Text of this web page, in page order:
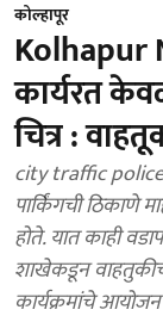
कोल्हापूर
Kolhapur
कार्यरत
चित्र :
city traffic police
पार्किंगची ठिकाणे
होते. यात काही
शाखेकडून
कार्यक्रमांचे